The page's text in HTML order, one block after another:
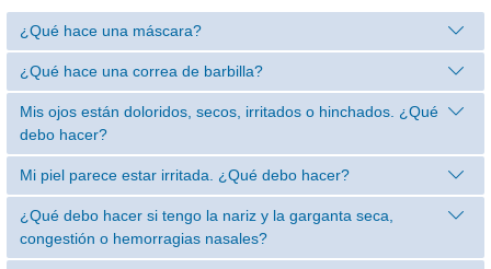
¿Qué hace una máscara?
¿Qué hace una correa de barbilla?
Mis ojos están doloridos, secos, irritados o hinchados. ¿Qué
debo hacer?
Mi piel parece estar irritada. ¿Qué debo hacer?
¿Qué debo hacer si tengo la nariz y la garganta seca,
congestión o hemorragias nasales?